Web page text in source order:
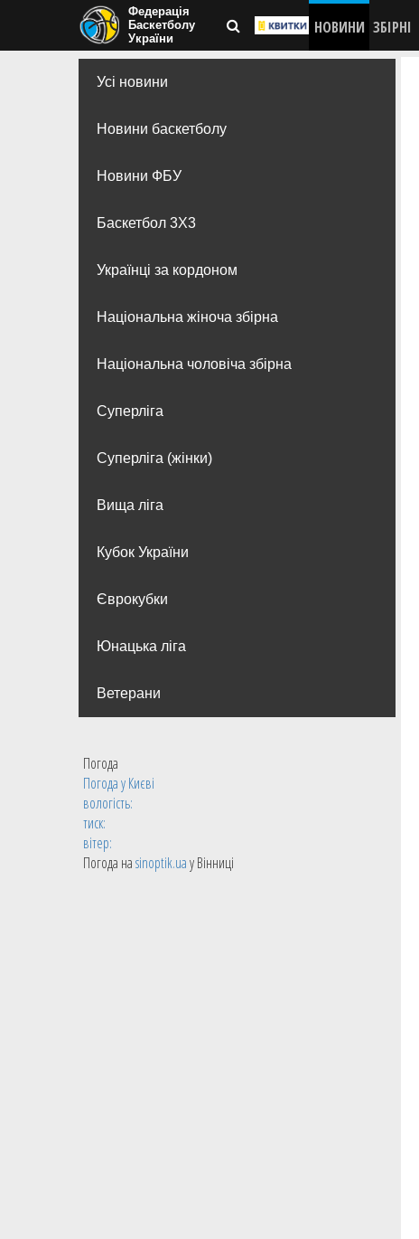
Федерація
Баскетболу
України
НОВИНИ ЗБІРНІ
Усі новини
Новини баскетболу
Новини ФБУ
Баскетбол 3Х3
Українці за кордоном
Національна жіноча збірна
Національна чоловіча збірна
Суперліга
Суперліга (жінки)
Вища лiга
Кубок України
Єврокубки
Юнацька ліга
Ветерани
Погода
Погода уКиєві
вологість:
тиск:
вітер:
Погода наsinoptik.uaу Вінниці